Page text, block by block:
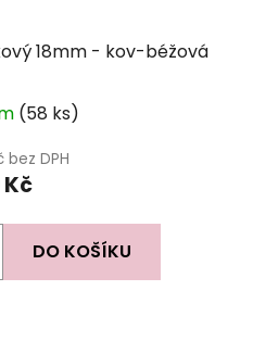
18mm - kov-béžová
(58 ks)
bez DPH
Kč
DO KOŠÍKU